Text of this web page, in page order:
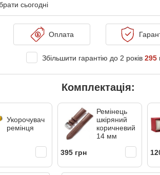
сьогодні
Оплата
Збільшити гарантію до 2 років 295
Комплектація:
Укорочувач
ремінця
Ремінець
шкіряний
коричневий
14 мм
395 грн